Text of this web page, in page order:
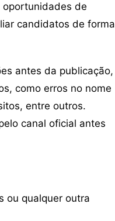
oportunidades de
candidatos de forma
antes da publicação,
como erros no nome
entre outros.
canal oficial antes
ou qualquer outra